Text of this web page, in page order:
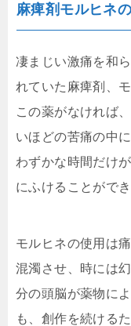
麻痺剤モルヒネ
凄まじい激痛を和
れていた麻痺剤、
この薬がなければ
いほどの苦痛の中
わずかな時間だけ
にふけることがで
モルヒネの使用は
混濁させ、時には
分の頭脳が薬物に
も、創作を続ける